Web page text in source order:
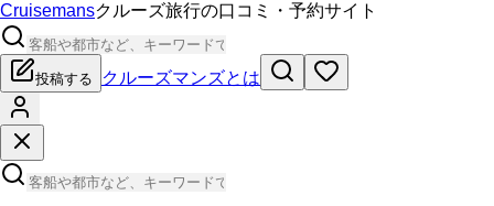
Cruisemansクルーズ旅行の口コミ・予約サイト
投稿する クルーズマンズとは